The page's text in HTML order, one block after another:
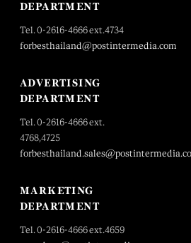
DEPARTMENT
Tel. 0-2616-4666 ext.4734
forbesthailand@postintermedia.com
ADVERTISING
DEPARTMENT
Tel. 0-2616-4666 ext.
4768,4725
MARKETING
DEPARTMENT
Tel. 0-2616-4666 ext.4659